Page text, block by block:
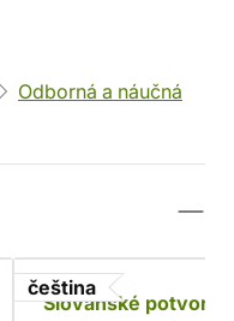
Odborná a náučná
čeština
Slovanské potvory